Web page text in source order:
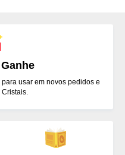
usar em novos pedidos e